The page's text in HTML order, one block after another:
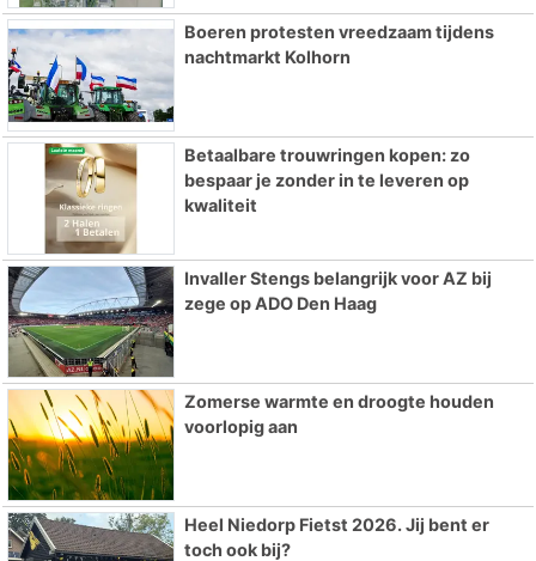
Boeren protesten vreedzaam tijdens
nachtmarkt Kolhorn
Betaalbare trouwringen kopen: zo
bespaar je zonder in te leveren op
kwaliteit
Invaller Stengs belangrijk voor AZ bij
zege op ADO Den Haag
Zomerse warmte en droogte houden
voorlopig aan
Heel Niedorp Fietst 2026. Jij bent er
toch ook bij?